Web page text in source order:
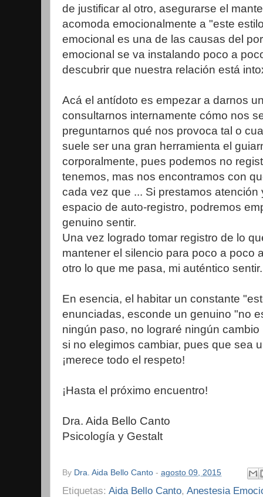
de justificar al otro, asegurarse el
acomoda emocionalmente a "este
emocional es una de las causas del
emocional se va instalando poco a
descubrir que nuestra relación está
Acá el antídoto es empezar a darnos
consultarnos internamente cómo nos
preguntarnos qué nos provoca tal o
suele ser una gran herramienta el
corporalmente, pues podemos no
tenemos, mas nos encontramos con
cada vez que ... Si prestamos
espacio de auto-registro, podremos
genuino sentir.
Una vez logrado tomar registro de lo
mantener el silencio para poco a poco
otro lo que me pasa, mi auténtico sentir.
En esencia, el habitar un constante
enunciadas, esconde un genuino "no
ningún paso, no lograré ningún
si no elegimos cambiar, pues que sea
¡merece todo el respeto!
¡Hasta el próximo encuentro!
Dra. Aida Bello Canto
Psicología y Gestalt
By Dra. Aida Bello Canto - agosto 09, 2015
Etiquetas: Aida Bello Canto, Anestesia